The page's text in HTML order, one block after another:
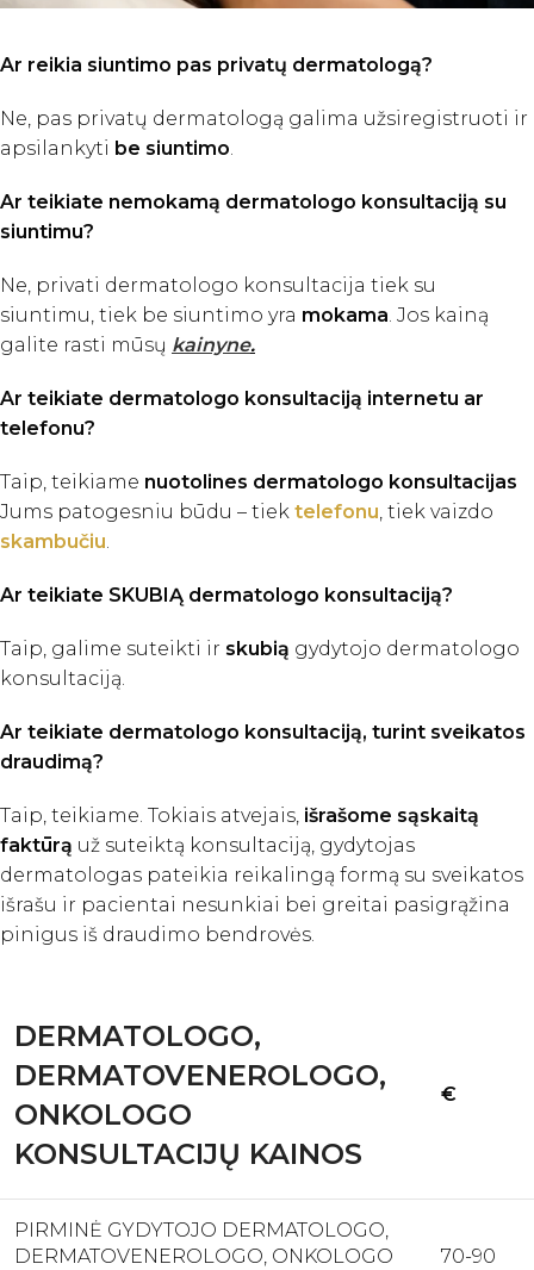
Ar reikia siuntimo pas privatų dermatologą?
Ne, pas privatų dermatologą galima užsiregistruoti ir
apsilankyti be siuntimo.
Ar teikiate nemokamą dermatologo konsultaciją su
siuntimu?
Ne, privati dermatologo konsultacija tiek su
siuntimu, tiek be siuntimo yra mokama. Jos kainą
galite rasti mūsų kainyne.
Ar teikiate dermatologo konsultaciją internetu ar
telefonu?
Taip, teikiame nuotolines dermatologo konsultacijas
Jums patogesniu būdu – tiek telefonu, tiek vaizdo
skambučiu.
Ar teikiate SKUBIĄ dermatologo konsultaciją?
Taip, galime suteikti ir skubią gydytojo dermatologo
konsultaciją.
Ar teikiate dermatologo konsultaciją, turint sveikatos
draudimą?
Taip, teikiame. Tokiais atvejais, išrašome sąskaitą
faktūrą už suteiktą konsultaciją, gydytojas
dermatologas pateikia reikalingą formą su sveikatos
išrašu ir pacientai nesunkiai bei greitai pasigrąžina
pinigus iš draudimo bendrovės.
DERMATOLOGO,
DERMATOVENEROLOGO,
ONKOLOGO
KONSULTACIJŲ KAINOS
€
PIRMINĖ GYDYTOJO DERMATOLOGO,
DERMATOVENEROLOGO, ONKOLOGO
70-90